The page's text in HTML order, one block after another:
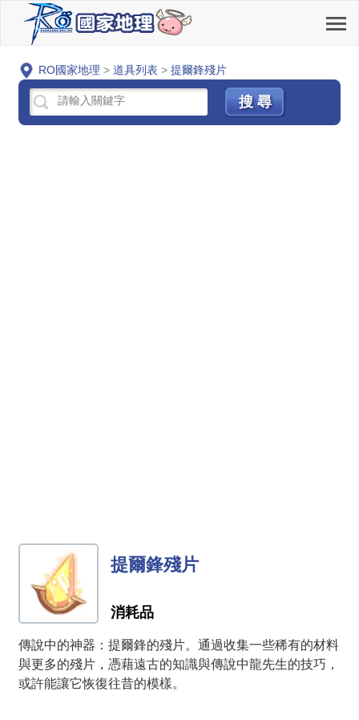
RO國家地理 > 道具列表 > 提爾鋒殘片
提爾鋒殘片
消耗品
傳說中的神器：提爾鋒的殘片。通過收集一些稀有的材料
與更多的殘片，憑藉遠古的知識與傳說中龍先生的技巧，
或許能讓它恢復往昔的模樣。